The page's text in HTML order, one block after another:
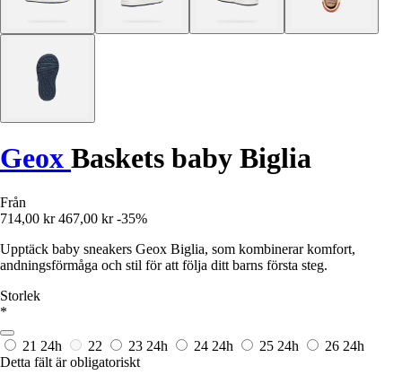
Geox Baskets baby Biglia
Från
714,00 kr 467,00 kr -35%
Upptäck baby sneakers Geox Biglia, som kombinerar komfort,
andningsförmåga och stil för att följa ditt barns första steg.
Storlek
*
21 24h 22 23 24h 24 24h 25 24h 26 24h
Detta fält är obligatoriskt